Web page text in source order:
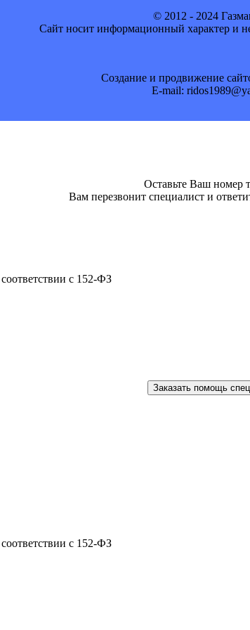
© 2012 - 2024
Cайт носит информационный характер и
Создание и продвижение
E-mail:
Оставьте Ваш номер
Вам перезвонит специалист и
с 152-ФЗ
Заказать помощь
с 152-ФЗ